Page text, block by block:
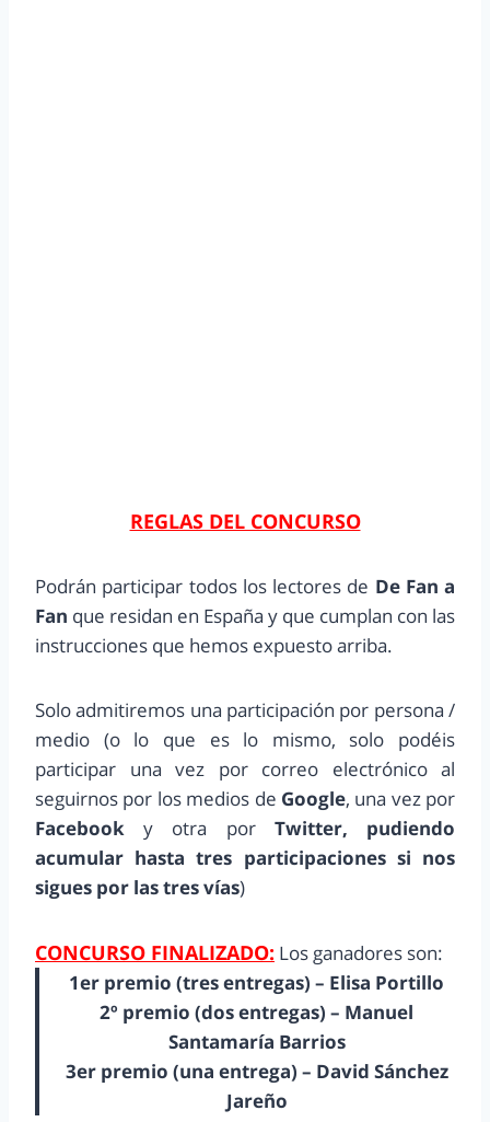
REGLAS DEL CONCURSO
Podrán participar todos los lectores de De Fan a
Fan que residan en España y que cumplan con las
instrucciones que hemos expuesto arriba.
Solo admitiremos una participación por persona /
medio (o lo que es lo mismo, solo podéis
participar una vez por correo electrónico al
seguirnos por los medios de Google, una vez por
Facebooky otra por Twitter, pudiendo
acumular hasta tres participaciones si nos
sigues por las tres vías)
CONCURSO FINALIZADO: Los ganadores son:
1er premio (tres entregas) – Elisa Portillo
2º premio (dos entregas) – Manuel
Santamaría Barrios
3er premio (una entrega) – David Sánchez
Jareño